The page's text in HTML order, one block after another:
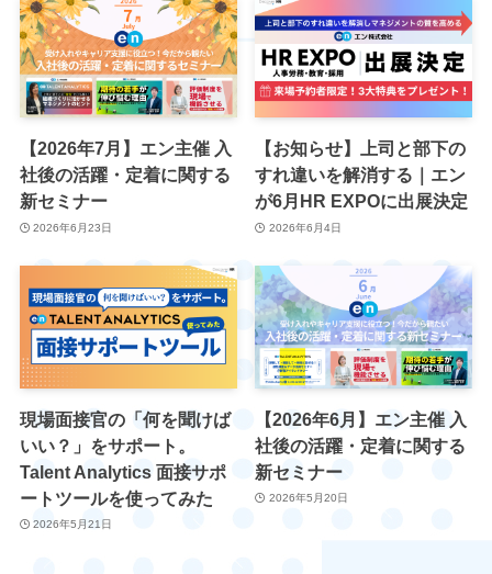
【2026年7月】エン主催 入
社後の活躍・定着に関する
新セミナー
2026年6月23日
【お知らせ】上司と部下の
すれ違いを解消する｜エン
が6月HR EXPOに出展決定
2026年6月4日
現場面接官の「何を聞けば
いい？」をサポート。
Talent Analytics 面接サポ
ートツールを使ってみた
2026年5月21日
【2026年6月】エン主催 入
社後の活躍・定着に関する
新セミナー
2026年5月20日